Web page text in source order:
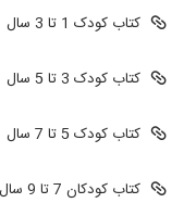
کتاب کودک 1 تا 3 سال
کتاب کودک 3 تا 5 سال
کتاب کودک 5 تا 7 سال
کتاب کودکان 7 تا 9 سال